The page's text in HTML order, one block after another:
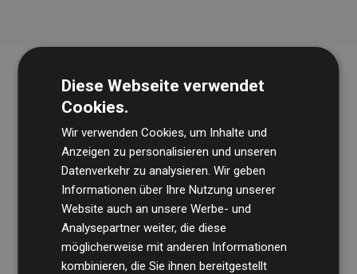
Die Wirtschaftsprüfungsgesellschaft BDOüberprüft
regelmäßig unsere Berechnungen und Methodik, um
Transparenz und Verlässlichkeit sicherzustellen.
Ihre Prüfungen belegen, dass unsere Investitionen in
Diese Webseite verwendet
Cookies.
Wir verwenden Cookies, um Inhalte und
Anzeigen zu personalisieren und unseren
Datenverkehr zu analysieren. Wir geben
Informationen über Ihre Nutzung unserer
Website auch an unsere Werbe- und
Analysepartner weiter, die diese
möglicherweise mit anderen Informationen
kombinieren, die Sie ihnen bereitgestellt